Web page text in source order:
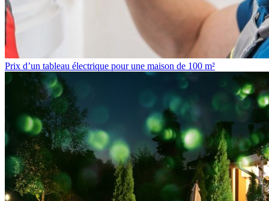
Prix d’un tableau électrique pour une maison de 100 m²